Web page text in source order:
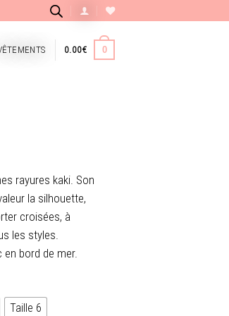
0.00€ 0
rayures kaki. Son
la silhouette,
croisées, à
les styles.
bord de mer.
Taille 6